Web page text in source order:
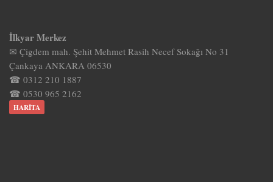
İlkyar Merkez
✉ Çigdem mah. Şehit Mehmet Rasih Necef Sokağı No 31
Çankaya ANKARA 06530
☎ 0312 210 1887
☎ 0530 965 2162
HARITA